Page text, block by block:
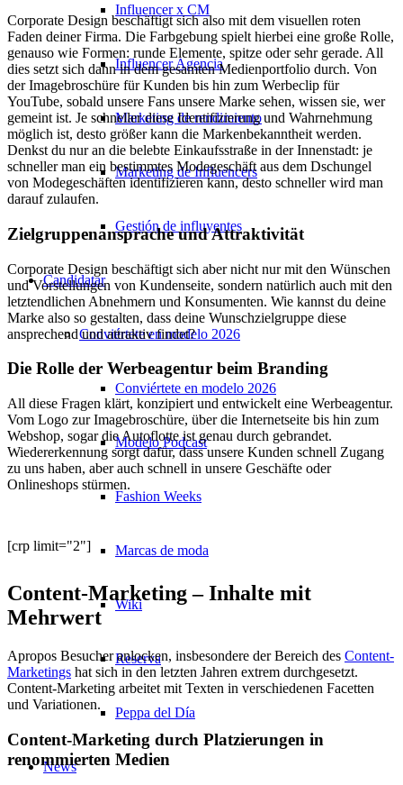
Influencer x CM
Influencer Agencia
Marketing de rendimiento
Marketing de Influencers
Gestión de influyentes
Candidatar
Conviértete en modelo 2026
Conviértete en modelo 2026
Modelo Podcast
Fashion Weeks
Marcas de moda
Wiki
Reserva
Peppa del Día
News
Corporate Design beschäftigt sich also mit dem visuellen roten
Faden deiner Firma. Die Farbgebung spielt hierbei eine große Rolle,
genauso wie Formen: runde Elemente, spitze oder sehr gerade. All
dies setzt sich dann in dem gesamten Medienportfolio durch. Von
der Imagebroschüre für Kunden bis hin zum Werbeclip für
YouTube, sobald unsere Fans unsere Marke sehen, wissen sie, wer
gemeint ist. Je schneller diese Identifizierung und Wahrnehmung
möglich ist, desto größer kann die Markenbekanntheit werden.
Denkst du nur an die belebte Einkaufsstraße in der Innenstadt: je
schneller man ein bestimmtes Modegeschäft aus dem Dschungel
von Modegeschäften identifizieren kann, desto schneller wird man
darauf zulaufen.
Zielgruppenansprache und Attraktivität
Corporate Design beschäftigt sich aber nicht nur mit den Wünschen
und Vorstellungen von Kundenseite, sondern natürlich auch mit den
letztendlichen Abnehmern und Konsumenten. Wie kannst du deine
Marke also so gestalten, dass deine Wunschzielgruppe diese
ansprechend und attraktiv findet?
Die Rolle der Werbeagentur beim Branding
All diese Fragen klärt, konzipiert und entwickelt eine Werbeagentur.
Vom Logo zur Imagebroschüre, über die Internetseite bis hin zum
Webshop, sogar die Autoflotte ist genau durch gebrandet.
Wiedererkennung sorgt dafür, dass unsere Kunden schnell Zugang
zu uns haben, aber auch schnell in unsere Geschäfte oder
Onlineshops stürmen.
[crp limit="2"]
Content-Marketing – Inhalte mit
Mehrwert
Apropos Besucher anlocken, insbesondere der Bereich des Content-
Marketings hat sich in den letzten Jahren extrem durchgesetzt.
Content-Marketing arbeitet mit Texten in verschiedenen Facetten
und Variationen.
Content-Marketing durch Platzierungen in
renommierten Medien